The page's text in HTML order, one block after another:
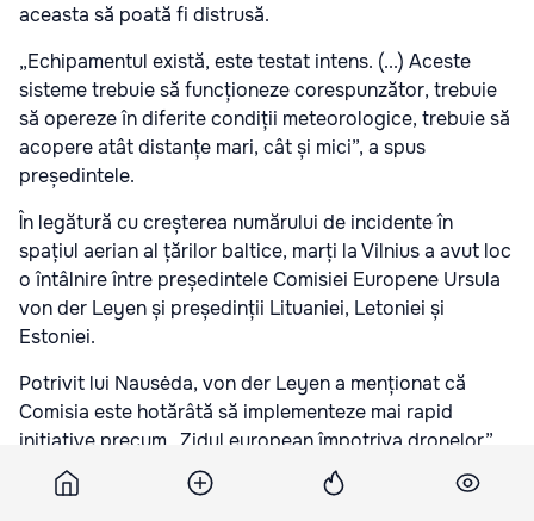
aceasta să poată fi distrusă.
„Echipamentul există, este testat intens. (...) Aceste
sisteme trebuie să funcționeze corespunzător, trebuie
să opereze în diferite condiții meteorologice, trebuie să
acopere atât distanțe mari, cât și mici”, a spus
președintele.
În legătură cu creșterea numărului de incidente în
spațiul aerian al țărilor baltice, marți la Vilnius a avut loc
o întâlnire între președintele Comisiei Europene Ursula
von der Leyen și președinții Lituaniei, Letoniei și
Estoniei.
Potrivit lui Nausėda, von der Leyen a menționat că
Comisia este hotărâtă să implementeze mai rapid
inițiative precum „Zidul european împotriva dronelor”
sau „Flancul Estic”.